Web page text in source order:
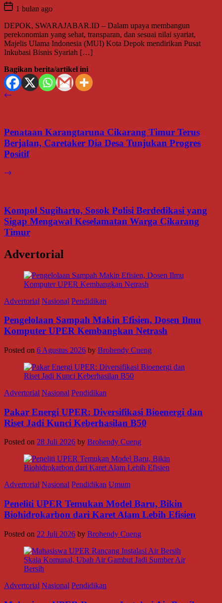
1 bulan ago
DEPOK, SWARAJABAR.ID – Dalam upaya membangun
perekonomian yang sehat, transparan, dan sesuai nilai syariat,
Majelis Ulama Indonesia (MUI) Kota Depok mendirikan Pusat
Inkubasi Bisnis Syariah […]
Bagikan berita/artikel ini
Penataan Karangtaruna Cikarang Timur Terus
Berjalan, Caretaker Dia Desa Tunjukan Progres
Positif
Kompol Sugiharto, Sosok Polisi Berdedikasi yang
Sigap Mengawal Keselamatan Warga Cikarang
Timur
Advertorial
Advertorial Nasional Pendidikan
Pengelolaan Sampah Makin Efisien, Dosen Ilmu
Komputer UPER Kembangkan Netrash
Posted on 6 Agustus 2026 by Brohendy Cueng
Advertorial Nasional Pendidikan
Pakar Energi UPER: Diversifikasi Bioenergi dan
Riset Jadi Kunci Keberhasilan B50
Posted on 28 Juli 2026 by Brohendy Cueng
Advertorial Nasional Pendidikan Umum
Peneliti UPER Temukan Model Baru, Bikin
Biohidrokarbon dari Karet Alam Lebih Efisien
Posted on 22 Juli 2026 by Brohendy Cueng
Advertorial Nasional Pendidikan